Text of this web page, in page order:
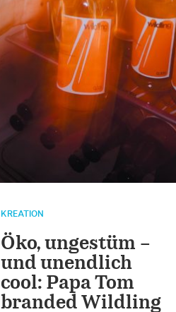
KREATION
Öko, ungestüm –
und unendlich
cool: Papa Tom
branded Wildling